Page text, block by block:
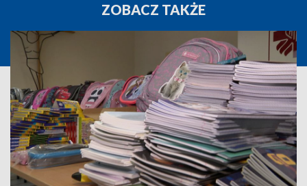
ZOBACZ TAKŻE